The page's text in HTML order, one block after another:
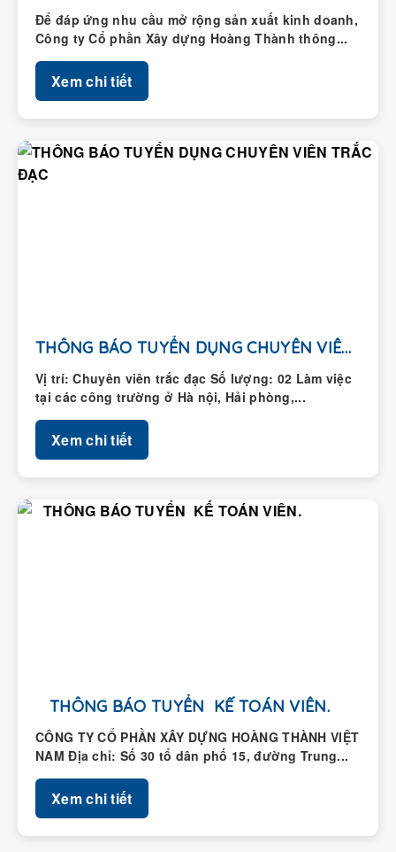
Để đáp ứng nhu cầu mở rộng sản xuất kinh doanh,
Công ty Cổ phần Xây dựng Hoàng Thành thông...
Xem chi tiết
THÔNG BÁO TUYỂN DỤNG CHUYÊN VIÊN TRẮC ĐẠC
Vị trí: Chuyên viên trắc đạc Số lượng: 02 Làm việc
tại các công trường ở Hà nội, Hải phòng,...
Xem chi tiết
THÔNG BÁO TUYỂN KẾ TOÁN VIÊN.
CÔNG TY CỔ PHẦN XÂY DỰNG HOÀNG THÀNH VIỆT
NAM Địa chỉ: Số 30 tổ dân phố 15, đường Trung...
Xem chi tiết